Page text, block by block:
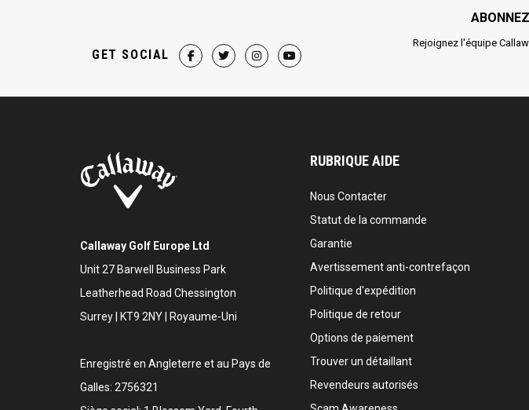
Rejoignez l'équipe
GET SOCIAL
Callaway Golf Europe Ltd
Unit 27 Barwell Business Park
Leatherhead Road Chessington
Surrey | KT9 2NY | Royaume-Uni
Enregistré en Angleterre et au Pays de
Galles: 2756321
RUBRIQUE AIDE
Nous Contacter
Statut de la commande
Garantie
Avertissement anti-contrefaçon
Politique d'expédition
Politique de retour
Options de paiement
Trouver un détaillant
Revendeurs autorisés